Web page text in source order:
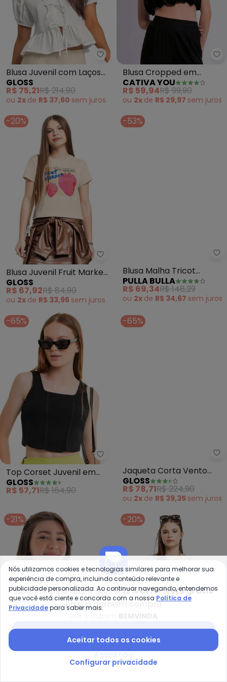
Gloss - Blusa Juvenil com
Blusa Juvenil com Laços
(Bege)
GLOSS
R$ 75,21R$ 214,90
ou 2x de R$ 37,60 sem juros
Blusa Cropped em
Viscose (Preto)
CATIVA YOU
R$ 59,94R$ 99,90
ou 2x de R$ 29,97 sem juros
-20%
Gloss - Blusa Juvenil Fruit
Blusa Juvenil Fruit Market
em Algodão Bege
GLOSS
R$ 67,92R$ 84,90
ou 2x de R$ 33,96 sem juros
-53%
Blusa Malha Tricot
(Cinza)
PULLA BULLA
R$ 69,34R$ 148,29
ou 2x de R$ 34,67 semjuros
-65%
Gloss - Top Corset Juvenil em
Top Corset Juvenil em
Tricô (Preto)
GLOSS
R$ 57,71R$ 164,90
-65%
Jaqueta Corta Vento
Infantil (Branco)
GLOSS
R$ 78,71R$ 224,90
ou 2x de R$ 39,35 sem juros
-21%
Rovitex - Top Teen com Bojo
-20%
Compre pelo app e ganhe12% OFF + frete grátis
na sua primeira compra
Nós utilizamos cookies e tecnologias similares para melhorar sua
experiência de compra, incluindo conteúdo relevante e
publicidade personalizada. Ao continuar navegando, entendemos
que você está ciente e concorda com a nossa Política de
Privacidadepara saber mais.
Aceitar todos os cookies
Configurar privacidade